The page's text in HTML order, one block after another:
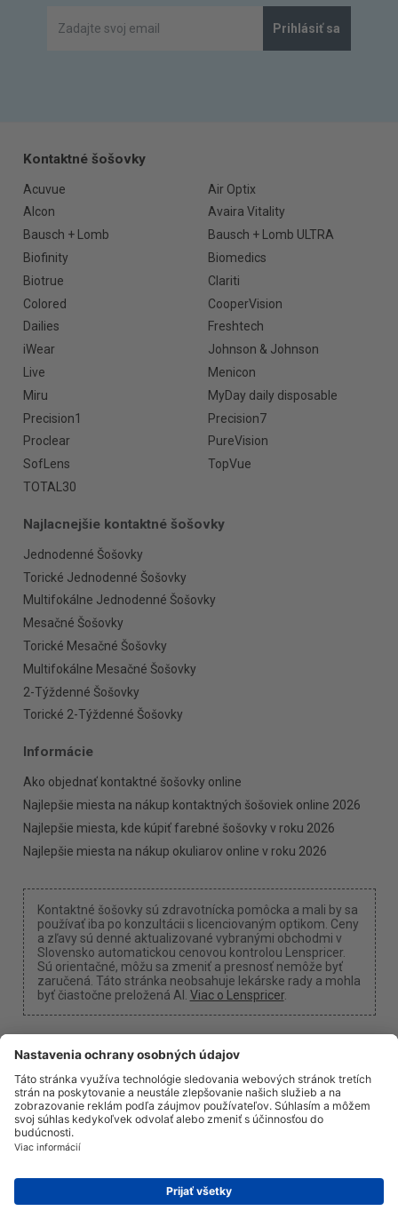
Prihlásiť sa
Kontaktné šošovky
Acuvue
Air Optix
Alcon
Avaira Vitality
Bausch + Lomb
Bausch + Lomb ULTRA
Biofinity
Biomedics
Biotrue
Clariti
Colored
CooperVision
Dailies
Freshtech
iWear
Johnson & Johnson
Live
Menicon
Miru
MyDay daily disposable
Precision1
Precision7
Proclear
PureVision
SofLens
TopVue
TOTAL30
Najlacnejšie kontaktné šošovky
Jednodenné Šošovky
Torické Jednodenné Šošovky
Multifokálne Jednodenné Šošovky
Mesačné Šošovky
Torické Mesačné Šošovky
Multifokálne Mesačné Šošovky
2-Týždenné Šošovky
Torické 2-Týždenné Šošovky
Informácie
Ako objednať kontaktné šošovky online
Najlepšie miesta na nákup kontaktných šošoviek online 2026
Najlepšie miesta, kde kúpiť farebné šošovky v roku 2026
Najlepšie miesta na nákup okuliarov online v roku 2026
Kontaktné šošovky sú zdravotnícka pomôcka a mali by sa
používať iba po konzultácii s licenciovaným optikom. Ceny
a zľavy sú denné aktualizované vybranými obchodmi v
Slovensko automatickou cenovou kontrolou Lenspricer.
Sú orientačné, môžu sa zmeniť a presnosť nemôže byť
zaručená. Táto stránka neobsahuje lekárske rady a mohla
byť čiastočne preložená AI. Viac o Lenspricer.
Nastavenia cookies
Môžeme získať províziu, ak použijete jeden z našich
O násNovinkyInformácieOchrana súkromia
Právne informácieinfo@lenspricer.sk